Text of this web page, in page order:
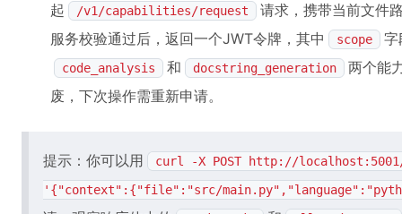
起
/v1/capabilities/request
请求，携带当前文件
服务校验通过后，返回一个JWT令牌，其中
scope 字
code_analysis 和 docstring_generation
两个能
废，下次操作需重新申请。
提示：你可以用
curl -X POST http://
'{"context":{"file":"src/